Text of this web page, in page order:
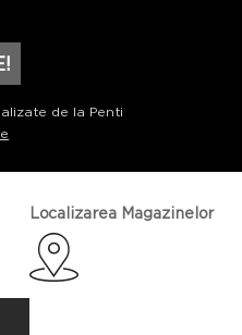
de la Penti
Localizarea Magazinelor